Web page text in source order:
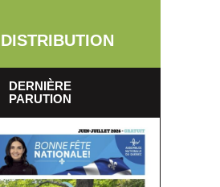
DISTRIBUTION
DERNIÈRE
PARUTION